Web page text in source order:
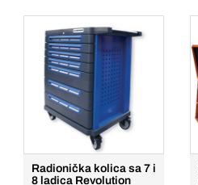
Dodaj u
Radionička kolica sa 7 i
8 ladica Revolution